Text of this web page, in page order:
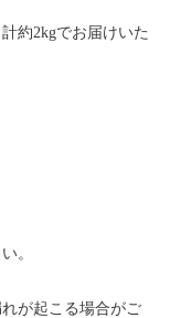
約2kgでお届けいた
。
が起こる場合がご